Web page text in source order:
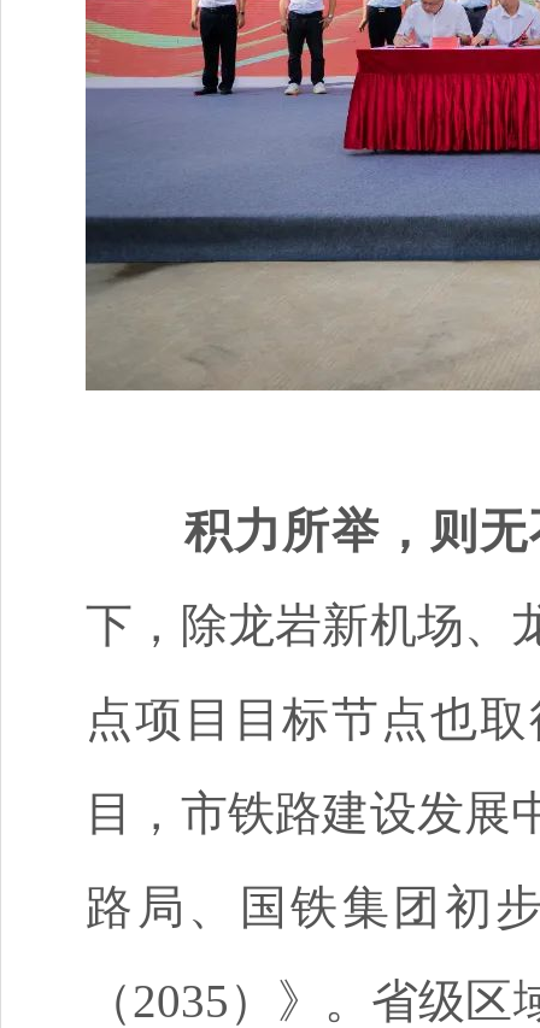
积力所举，则
下，除龙岩新机场、
点项目目标节点也
目，市铁路建设发展
路局、国铁集团初
（2035）》。省级